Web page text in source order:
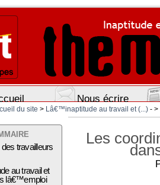
Nous écrire
du site > Lâ€™inaptitude au travail et (...)- >
travailleurs
au travail et
lâ€™emploi
Les